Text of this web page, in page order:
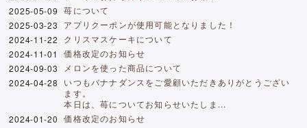
2025-05-09
苺について
2025-03-23
アプリクーポンが使用可能となりました！
2024-11-22
クリスマスケーキについて
2024-11-01
価格改定のお知らせ
2024-09-03
メロンを使った商品について
2024-04-28
いつもバナナダンスをご愛顧いただきありがとうござい
ます。
本日は、苺についてお知らせいたしま...
2024-01-20
価格改定のお知らせ